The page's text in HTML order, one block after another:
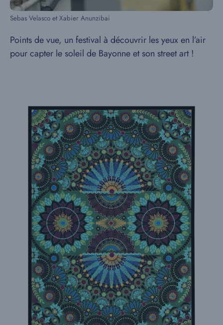
Sebas Velasco et Xabier Anunzibai
Points de vue, un festival à découvrir les yeux en l’air
pour capter le soleil de Bayonne et son street art !